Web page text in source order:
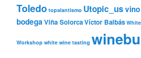
Toledo topalantismo Utopic_us
bodega Viña SolorcaVíctor Balbás
Workshop white wine tasting